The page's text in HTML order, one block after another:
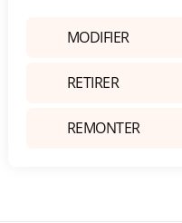
MODIFIER
RETIRER
REMONTER